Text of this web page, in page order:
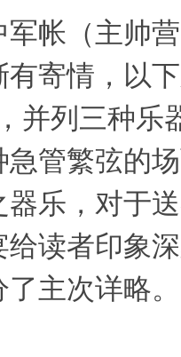
（主帅营
寄情，以
并列三种
管繁弦的
乐，对于
读者印象
主次详略。